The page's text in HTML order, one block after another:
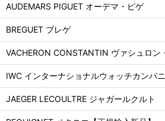
AUDEMARS PIGUET オーデマ・ピゲ
BREGUET ブレゲ
VACHERON CONSTANTIN ヴァシュロン
IWC インターナショナルウォッチカンパ
JAEGER LECOULTRE ジャガールクルト